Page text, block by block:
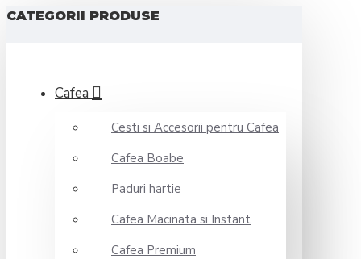
CATEGORII PRODUSE
Cafea
Cesti si Accesorii pentru Cafea
Cafea Boabe
Paduri hartie
Cafea Macinata si Instant
Cafea Premium